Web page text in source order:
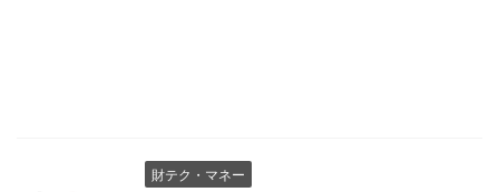
財テク・マネー